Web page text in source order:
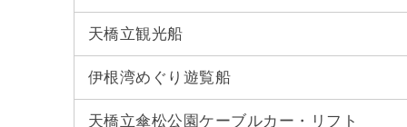
天橋立観光船
伊根湾めぐり遊覧船
天橋立傘松公園ケーブルカー・リフト